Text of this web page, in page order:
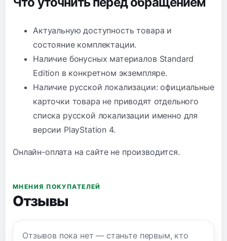
Актуальную доступность товара и
состояние комплектации.
Наличие бонусных материалов Standard
Edition в конкретном экземпляре.
Наличие русской локализации: официальные
карточки товара не приводят отдельного
списка русской локализации именно для
версии PlayStation 4.
Онлайн-оплата на сайте не производится.
МНЕНИЯ ПОКУПАТЕЛЕЙ
Отзывы
Отзывов пока нет — станьте первым, кто